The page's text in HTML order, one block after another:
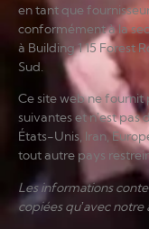
en tant que
conformément à la
à Building 1 15 Forest
Sud.
Ce site web ne fournit
suivantes et n’est pas
États-Unis, Iran,
tout autre pays
Les informations
copiées qu’avec